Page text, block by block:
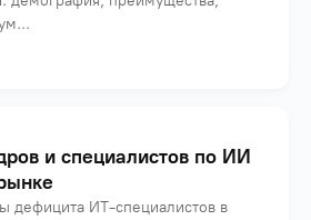
и специалистов по ИИ
дефицита ИТ-специалистов в